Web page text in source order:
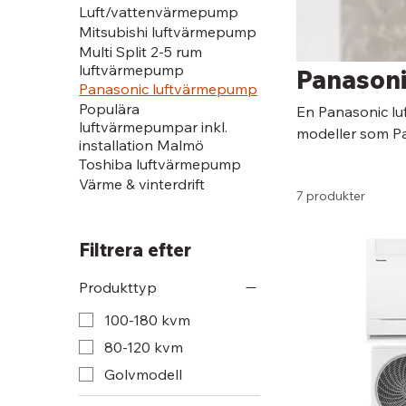
Luft/vattenvärmepump
Mitsubishi luftvärmepump
Multi Split 2-5 rum
luftvärmepump
Panasonic luftvärmepump
Populära
luftvärmepumpar inkl.
installation Malmö
Toshiba luftvärmepump
Värme & vinterdrift
Filtrera efter
Produkttyp
100-180 kvm
80-120 kvm
Golvmodell
En Panasonic
modeller som
sänker du
7 produkter